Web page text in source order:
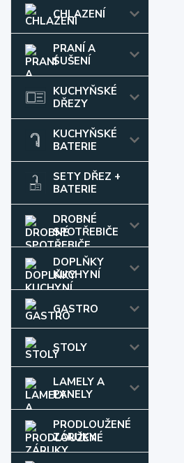
CHLAZENÍ
PRANÍ A
SUŠENÍ
KUCHYŇSKÉ
DŘEZY
KUCHYŇSKÉ
BATERIE
SETY DŘEZ +
BATERIE
DROBNÉ
SPOTŘEBIČE
DOPLŇKY
KUCHYNÍ
GASTRO
STOLY
LAMELY A
PANELY
PRODLOUŽENÉ
ZÁRUKY